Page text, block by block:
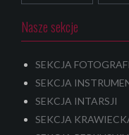
Nasze sekcje
SEKCJA
SEKCJA
SEKCJA INTARSJI
SEKCJA